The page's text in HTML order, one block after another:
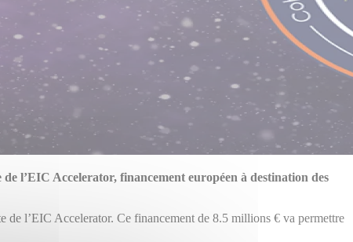
l’EIC Accelerator, financement européen à destination des
l’EIC Accelerator. Ce financement de 8.5 millions € va permettre